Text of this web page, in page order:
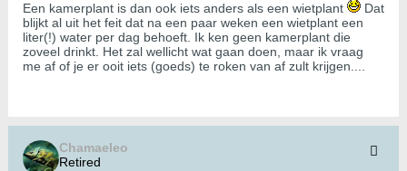
Een kamerplant is dan ook iets anders als een wietplant
Dat
blijkt al uit het feit dat na een paar weken een wietplant een
liter(!) water per dag behoeft. Ik ken geen kamerplant die
zoveel drinkt. Het zal wellicht wat gaan doen, maar ik vraag
me af of je er ooit iets (goeds) te roken van af zult krijgen....
Chamaeleo
Retired